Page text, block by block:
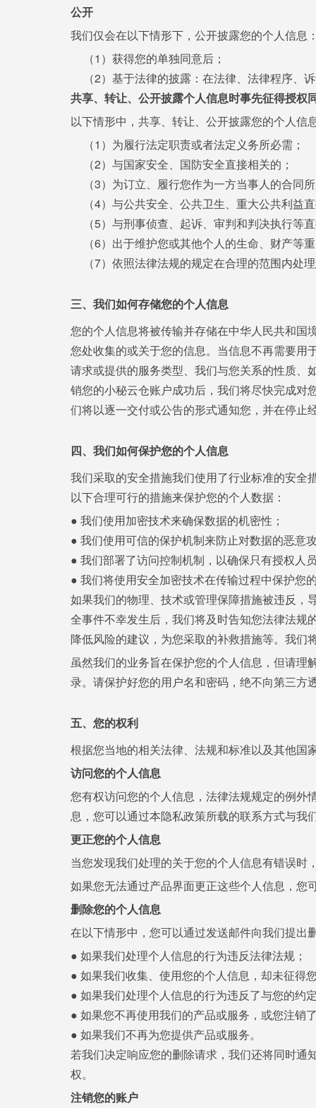
公开
我们仅会在以下情形下，公开披露您的个人信息
（1）获得您的单独同意后；
（2）基于法律的披露：在法律、法律程序
共享、转让、公开披露个人信息时事先征得授权
以下情形中，共享、转让、公开披露您的个人信
（1）为履行法定职责或者法定义务所必需；
（2）与国家安全、国防安全直接相关的；
（3）为订立、履行您作为一方当事人的合同
（4）与公共安全、公共卫生、重大公共利
（5）与刑事侦查、起诉、审判和判决执行等
（6）出于维护您或其他个人的生命、财产等
（7）依照法律法规的规定在合理的范围内
三、我们如何存储您的个人信息
您的个人信息将被传输并存储在中华人民共和国
您处收集的或关于您的信息。当信息不再需要用
请求或提供的服务类型、我们与您关系的性质、
销您的小秘云仓账户成功后，我们将尽快完成对
们将以逐一交付或公告的形式通知您，并在停止
四、我们如何保护您的个人信息
我们采取的安全措施我们使用了行业标准的安全
以下合理可行的措施来保护您的个人数据：
● 我们使用加密技术来确保数据的机密性；
● 我们使用可信的保护机制来防止对数据的恶意
● 我们部署了访问控制机制，以确保只有授权人
● 我们将使用安全加密技术在传输过程中保护您
如果我们的物理、技术或管理保障措施被违反，
全事件不幸发生后，我们将及时告知您法律法规
降低风险的建议，为您采取的补救措施等。我
虽然我们的业务旨在保护您的个人信息，但请理
录。请保护好您的用户名和密码，绝不向第三方
五、您的权利
根据您当地的相关法律、法规和标准以及其他国
访问您的个人信息
您有权访问您的个人信息，法律法规规定的例外
息，您可以通过本隐私政策所载的联系方式与我
更正您的个人信息
当您发现我们处理的关于您的个人信息有错误
如果您无法通过产品界面更正这些个人信息，您
删除您的个人信息
在以下情形中，您可以通过发送邮件向我们提出
● 如果我们处理个人信息的行为违反法律法规；
● 如果我们收集、使用您的个人信息，却未征得
● 如果我们处理个人信息的行为违反了与您的约
● 如果您不再使用我们的产品或服务，或您注销
● 如果我们不再为您提供产品或服务。
若我们决定响应您的删除请求，我们还将同时通
权。
注销您的账户